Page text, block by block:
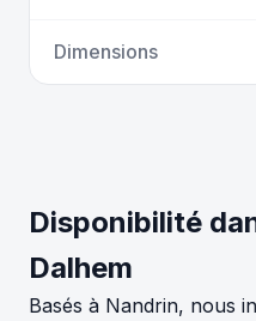
Dimensions
Disponibilité
Dalhem
Basés à Nandrin, nous